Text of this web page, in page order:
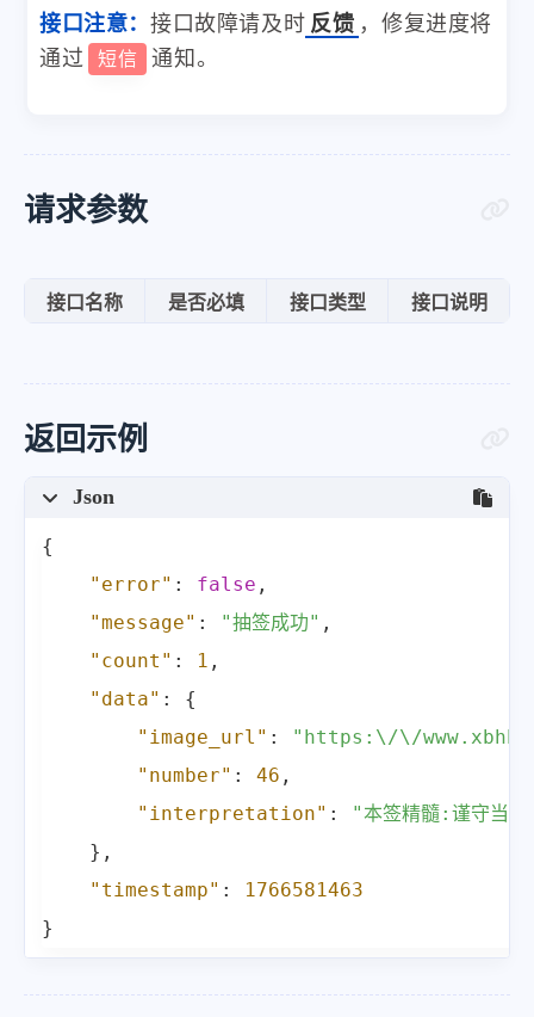
接口注意： 接口故障请及时 反馈 ，修复进度将
通过
短信 通知。
请求参数
接口名称 是否必填 接口类型 接口说明
返回示例
Json
{
"error" : false ,
"message" : "抽签成功" ,
"count" : 1 ,
"data" :
{
"image_url" :
"https:\/\/
"number" : 46 ,
"interpretation" :
"本签精髓:谨守当前
} ,
"timestamp" :
1766581463
}